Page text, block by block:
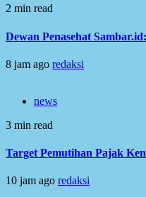
2 min read
Dewan Penasehat
8 jam ago redaksi
news
3 min read
Target Pemutihan Pajak
10 jam ago redaksi